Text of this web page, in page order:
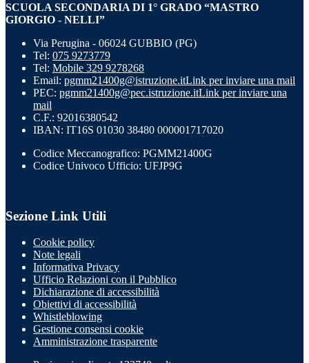
SCUOLA SECONDARIA DI 1° GRADO “MASTRO
GIORGIO - NELLI”
Via Perugina - 06024 GUBBIO (PG)
Tel: 075 9273779
Tel: Mobile 329 9278268
Email: pgmm21400g@istruzione.itLink per inviare una mail
PEC: pgmm21400g@pec.istruzione.itLink per inviare una
mail
C.F.: 92016380542
IBAN: IT16S 01030 38480 000001717020
Codice Meccanografico: PGMM21400G
Codice Univoco Ufficio: UFJP9G
Sezione Link Utili
Cookie policy
Note legali
Informativa Privacy
Ufficio Relazioni con il Pubblico
Dichiarazione di accessibilità
Obiettivi di accessibilità
Whistleblowing
Gestione consensi cookie
Amministrazione trasparente